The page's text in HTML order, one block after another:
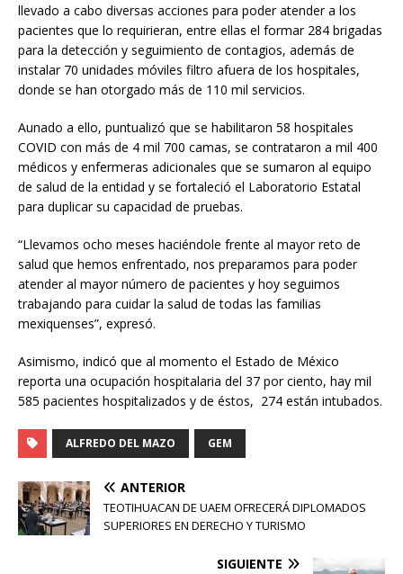
llevado a cabo diversas acciones para poder atender a los
pacientes que lo requirieran, entre ellas el formar 284 brigadas
para la detección y seguimiento de contagios, además de
instalar 70 unidades móviles filtro afuera de los hospitales,
donde se han otorgado más de 110 mil servicios.
Aunado a ello, puntualizó que se habilitaron 58 hospitales
COVID con más de 4 mil 700 camas, se contrataron a mil 400
médicos y enfermeras adicionales que se sumaron al equipo
de salud de la entidad y se fortaleció el Laboratorio Estatal
para duplicar su capacidad de pruebas.
“Llevamos ocho meses haciéndole frente al mayor reto de
salud que hemos enfrentado, nos preparamos para poder
atender al mayor número de pacientes y hoy seguimos
trabajando para cuidar la salud de todas las familias
mexiquenses”, expresó.
Asimismo, indicó que al momento el Estado de México
reporta una ocupación hospitalaria del 37 por ciento, hay mil
585 pacientes hospitalizados y de éstos, 274 están intubados.
ALFREDO DEL MAZO GEM
ANTERIOR
TEOTIHUACAN DE UAEM OFRECERÁ DIPLOMADOS
SUPERIORES EN DERECHO Y TURISMO
SIGUIENTE